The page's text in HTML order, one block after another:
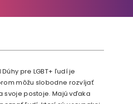
pre LGBT+ ľudí je
môžu slobodne rozvíjať
svoje postoje. Majú vďaka